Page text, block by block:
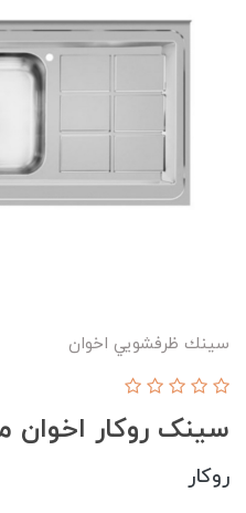
سينك ظرفشويي اخوان
سینک روکار اخوان مدل
روکار